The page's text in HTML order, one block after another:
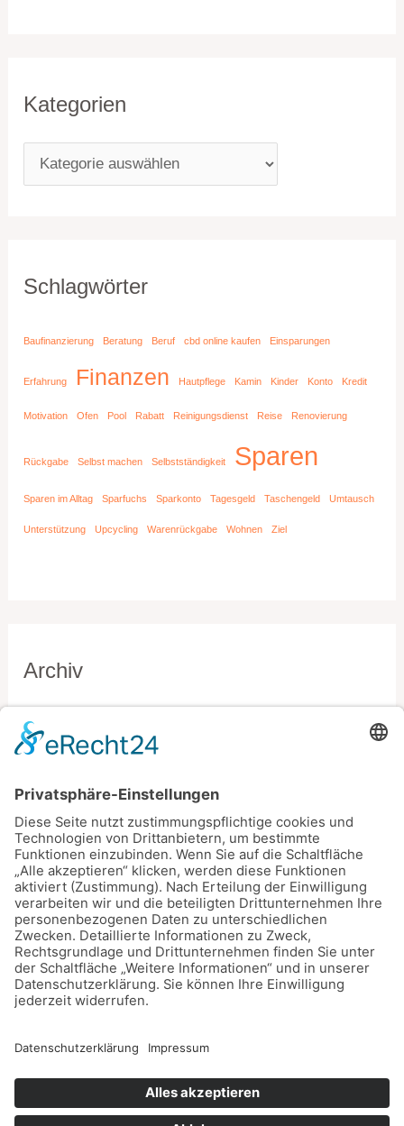
Kategorien
Schlagwörter
Baufinanzierung Beratung Beruf cbd online kaufen Einsparungen
Erfahrung Finanzen Hautpflege Kamin Kinder Konto Kredit
Motivation Ofen Pool Rabatt Reinigungsdienst Reise Renovierung
Rückgabe Selbst machen Selbstständigkeit Sparen
Sparen im Alltag Sparfuchs Sparkonto Tagesgeld Taschengeld Umtausch
Unterstützung Upcycling Warenrückgabe Wohnen Ziel
Archiv
Copyright © 2026 Dein Sparschwein